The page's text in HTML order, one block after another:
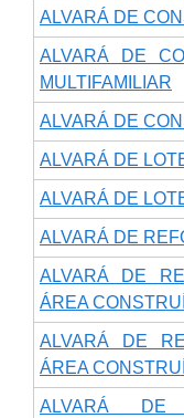
ALVARÁ DE
ALVARÁ DE
MULTIFAMILIAR
ALVARÁ DE
ALVARÁ DE
ALVARÁ DE
ALVARÁ DE
ALVARÁ DE
ÁREA
ALVARÁ DE
ÁREA
ALVARÁ DE